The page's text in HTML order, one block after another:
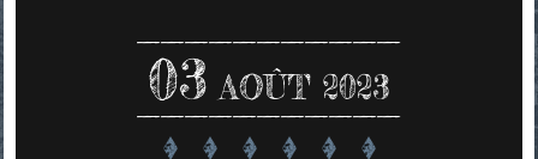
03 AOÛT 2023